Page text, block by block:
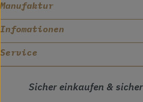
Manufaktur
Infomationen
Service
Sicher einkaufen &